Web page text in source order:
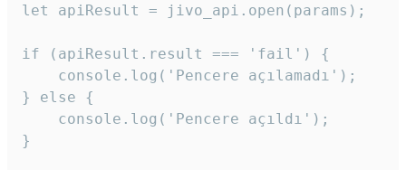
let apiResult = jivo_api.open(params);
if (apiResult.result === 'fail') {
    console.log('Pencere açılamadı');
} else {
    console.log('Pencere açıldı');
}